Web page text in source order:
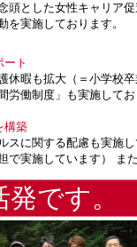
頭とした女性キャリア
を実施しております。
ト
休暇も拡大（＝小学
働制度」も実施してお
構築
スに関する配慮も実施
で実施しています） ま
です。